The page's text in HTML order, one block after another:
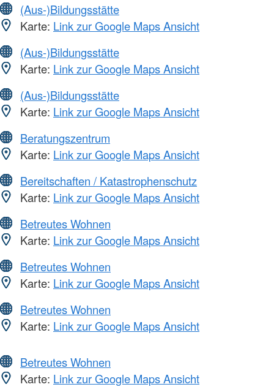
(Aus-)Bildungsstätte
Karte: Link zur Google Maps Ansicht
(Aus-)Bildungsstätte
Karte: Link zur Google Maps Ansicht
(Aus-)Bildungsstätte
Karte: Link zur Google Maps Ansicht
Beratungszentrum
Karte: Link zur Google Maps Ansicht
Bereitschaften / Katastrophenschutz
Karte: Link zur Google Maps Ansicht
Betreutes Wohnen
Karte: Link zur Google Maps Ansicht
Betreutes Wohnen
Karte: Link zur Google Maps Ansicht
Betreutes Wohnen
Karte: Link zur Google Maps Ansicht
Betreutes Wohnen
Karte: Link zur Google Maps Ansicht